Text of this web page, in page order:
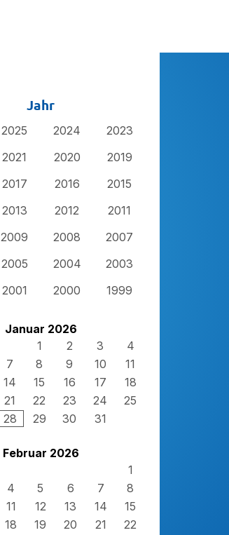
Jahr
2025 2024
2023
2021 2020
2019
2017 2016
2015
2013 2012
2011
2009 2008
2007
2005 2004
2003
2001 2000 1999
Januar 2026
1
2 3
4
7 8 9 10
11
14 15 16 17
18
21 22 23 24
25
28 29 30 31
Februar 2026
1
4 5 6 7
8
11 12 13 14
15
18 19 20 21
22